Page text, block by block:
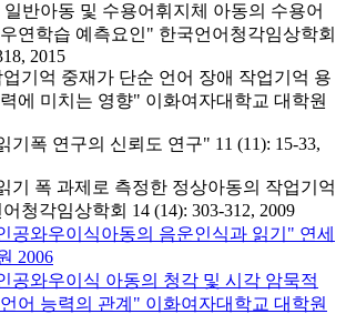
반아동 및 수용어휘지체 아동의 수용어
연학습 예측요인" 한국언어청각임상학회
2015
기억 중재가 단순 언어 장애 작업기억 용
에 미치는 영향" 이화여자대학교 대학원
기폭 연구의 신뢰도 연구" 11 (11): 15-33,
기 폭 과제로 측정한 정상아동의 작업기억
청각임상학회 14 (14): 303-312, 2009
공와우이식아동의 음운인식과 읽기" 연세
2006
공와우이식 아동의 청각 및 시각 암묵적
어 능력의 관계" 이화여자대학교 대학원